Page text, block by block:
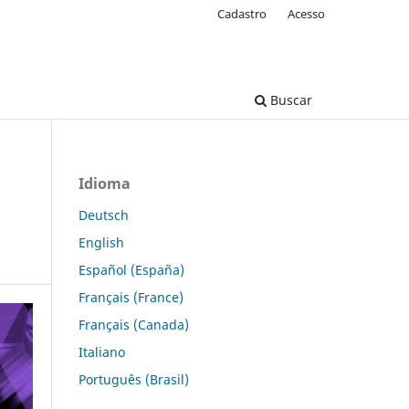
Buscar
Cadastro Acesso
Idioma
Deutsch
English
Español (España)
Français (France)
Français (Canada)
Italiano
Português (Brasil)